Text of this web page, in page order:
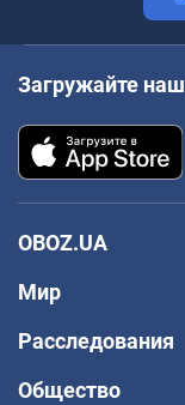
Загружайте
OBOZ.UA
Мир
Расследования
Общество